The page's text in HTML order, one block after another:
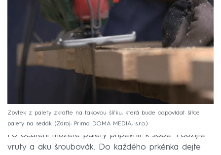
Zbytek z palety zkraťte na takovou šířku, která bude odpovídat šířce
palety na sedák
Zdroj: Prima DOMA MEDIA, s.r.o.
Po očištění můžete palety připevnit k sobě. Použijte
vruty a aku šroubovák. Do každého prkénka dejte